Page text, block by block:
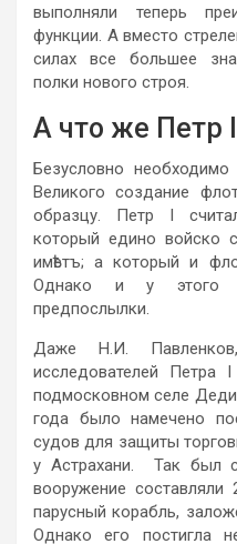
выполняли теперь
функции. А вместо
силах все большее
полки нового строя.
А что же Петр
Безусловно
Великого создание
образцу. Петр Ι
который едино войско
имѣетъ; а который и
Однако и у этого
предпослылки.
Даже Н.И.
исследователей
подмосковном селе
года было намечено
судов для защиты
у Астрахани. Так был
вооружение
парусный корабль,
Однако его постигла